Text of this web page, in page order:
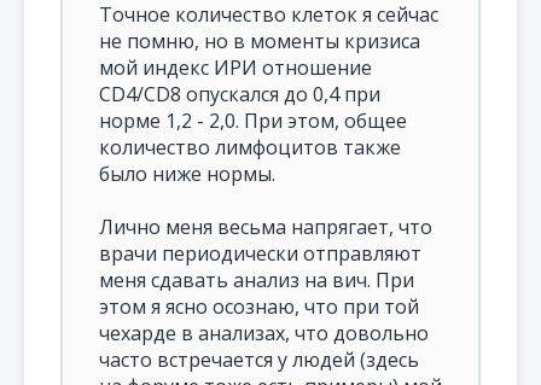
Точное количество клеток я сейчас
не помню, но в моменты кризиса
мой индекс ИРИ отношение
CD4/CD8 опускался до 0,4 при
норме 1,2 - 2,0. При этом, общее
количество лимфоцитов также
было ниже нормы.
Лично меня весьма напрягает, что
врачи периодически отправляют
меня сдавать анализ на вич. При
этом я ясно осознаю, что при той
чехарде в анализах, что довольно
часто встречается у людей (здесь